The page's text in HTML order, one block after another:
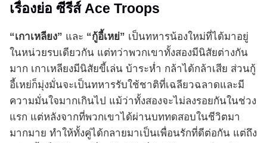
เรื่องย่อ ซีรีส์ Ace Troops
“เกาเหลียง” และ “กู้อี้เหย่” เป็นทหารน้องใหม่ที่ได้มาอยู่
ในหน่วยรบเดียวกัน แต่ทว่าพวกเขาทั้งสองมีนิสัยต่างกัน
มาก เกาเหลียงมีนิสัยขี้เล่น บ้าระห่ำ กล้าได้กล้าเสีย ส่วนกู้
อี้เหย่ก็มุ่งมั่นจะเป็นทหารรับใช้ชาติที่เฉลียวฉลาดและมี
ความมั่นใจมากเกินไป แม้ว่าทั้งสองจะไม่ลงรอยกันในช่วง
แรก แต่หลังจากที่พวกเขาได้ผ่านบททดสอบในชีวิตมา
มากมาย ทำให้ทั้งคู่ได้กลายมาเป็นเพื่อนรักที่ดีต่อกัน แต่ถึง